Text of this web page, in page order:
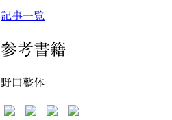
記事一覧
参考書籍
野口整体